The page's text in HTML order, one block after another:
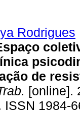
Rodrigues
de
[online].
ISSN 1984-